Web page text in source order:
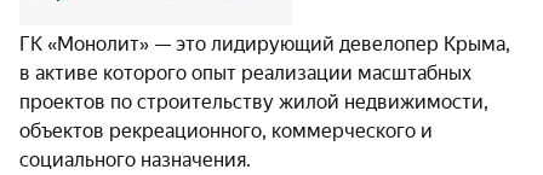
ГК «Монолит» — это лидирующий девелопер Крыма,
в активе которого опыт реализации масштабных
проектов по строительству жилой недвижимости,
объектов рекреационного, коммерческого и
социального назначения.